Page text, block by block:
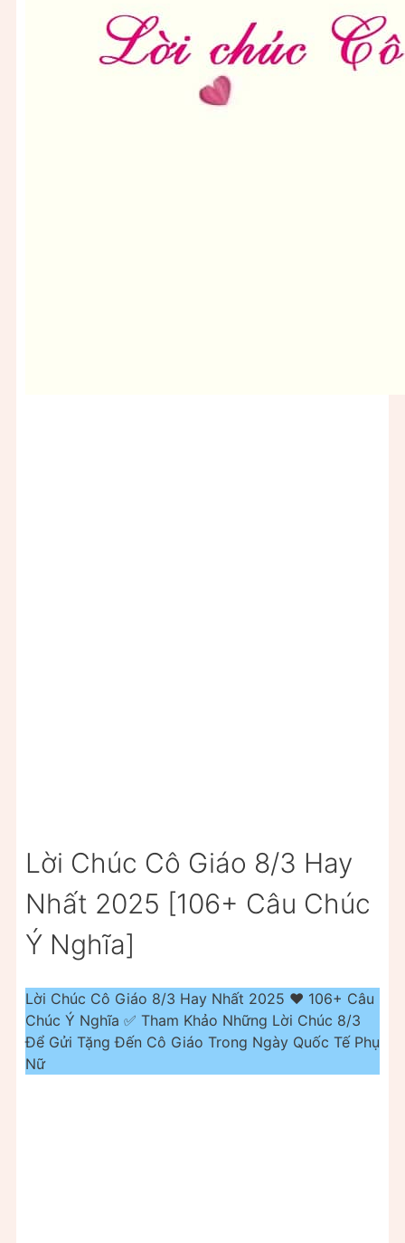
Lời Chúc Cô Giáo 8/3 Hay
Nhất 2025 [106+ Câu Chúc
Ý Nghĩa]
Lời Chúc Cô Giáo 8/3 Hay Nhất 2025 ❤️️ 106+ Câu
Chúc Ý Nghĩa ✅ Tham Khảo Những Lời Chúc 8/3
Để Gửi Tặng Đến Cô Giáo Trong Ngày Quốc Tế Phụ
Nữ